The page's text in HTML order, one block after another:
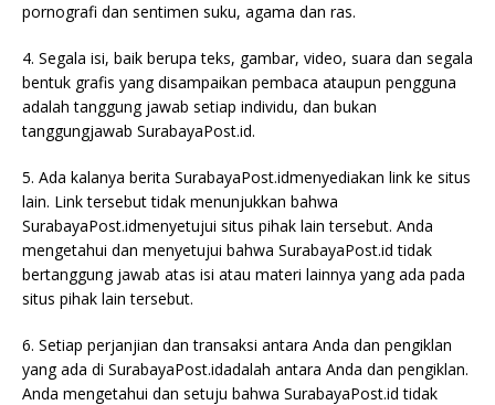
pornografi dan sentimen suku, agama dan ras.
4. Segala isi, baik berupa teks, gambar, video, suara dan segala
bentuk grafis yang disampaikan pembaca ataupun pengguna
adalah tanggung jawab setiap individu, dan bukan
tanggungjawab SurabayaPost.id.
5. Ada kalanya berita SurabayaPost.idmenyediakan link ke situs
lain. Link tersebut tidak menunjukkan bahwa
SurabayaPost.idmenyetujui situs pihak lain tersebut. Anda
mengetahui dan menyetujui bahwa SurabayaPost.id tidak
bertanggung jawab atas isi atau materi lainnya yang ada pada
situs pihak lain tersebut.
6. Setiap perjanjian dan transaksi antara Anda dan pengiklan
yang ada di SurabayaPost.idadalah antara Anda dan pengiklan.
Anda mengetahui dan setuju bahwa SurabayaPost.id tidak